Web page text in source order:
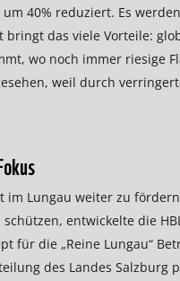
um 40% reduziert. Es
bringt das viele Vorteile:
wo noch immer riesige
weil durch
im Lungau weiter zu
entwickelte die
für die „Reine Lungau“
des Landes Salzburg